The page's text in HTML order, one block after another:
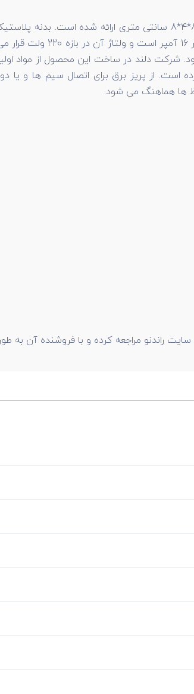
محافظ دار وزنی معادل 200 گرم دارد و در ابعاد 8*4*8
زمان دچار پوسیدگی و
دلند در ساخت این محصول از مواد
است. از پریز برق برای اتصال سیم ها و
ها هماهنگ می شود.
راندنو مراجعه کرده و با فروشنده آن به